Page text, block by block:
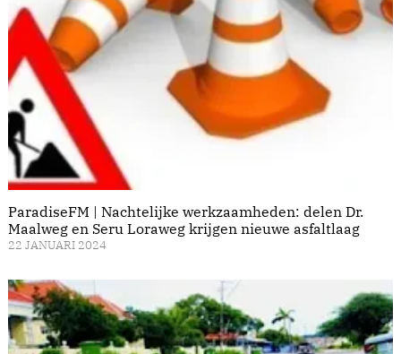
ParadiseFM | Nachtelijke werkzaamheden: delen Dr.
Maalweg en Seru Loraweg krijgen nieuwe asfaltlaag
22 JANUARI 2024